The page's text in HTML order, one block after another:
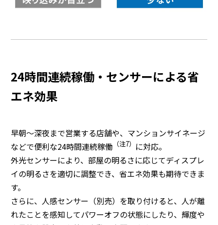
24時間連続稼働・センサーによる省
エネ効果
早朝～深夜まで営業する店舗や、マンションサイネージ
などで便利な24時間連続稼働 （注7） に対応。
外光センサーにより、部屋の明るさに応じてディスプレ
イの明るさを適切に調整でき、省エネ効果も期待できま
す。
さらに、人感センサー（別売）を取り付けると、人が離
れたことを感知してパワーオフの状態にしたり、輝度や